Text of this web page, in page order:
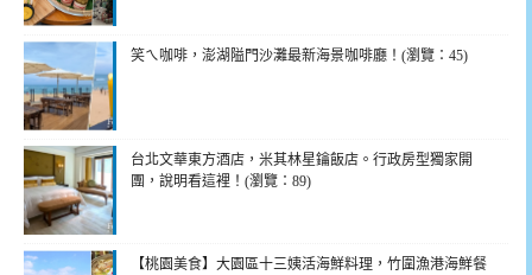
笑ㄟ咖啡，澎湖隘門沙灘最新海景咖啡廳！(瀏覽：45)
台北文華東方酒店，米其林星鑰飯店。行政房型獨家開
團，說明看這裡！(瀏覽：89)
【桃園美食】大園區十三姨活海鮮料理，竹圍漁港海鮮餐